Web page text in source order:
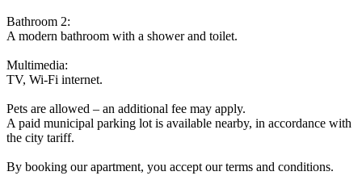
Bathroom 2:
A modern bathroom with a shower and toilet.
Multimedia:
TV, Wi-Fi internet.
Pets are allowed – an additional fee may apply.
A paid municipal parking lot is available nearby, in accordance with
the city tariff.
By booking our apartment, you accept our terms and conditions.